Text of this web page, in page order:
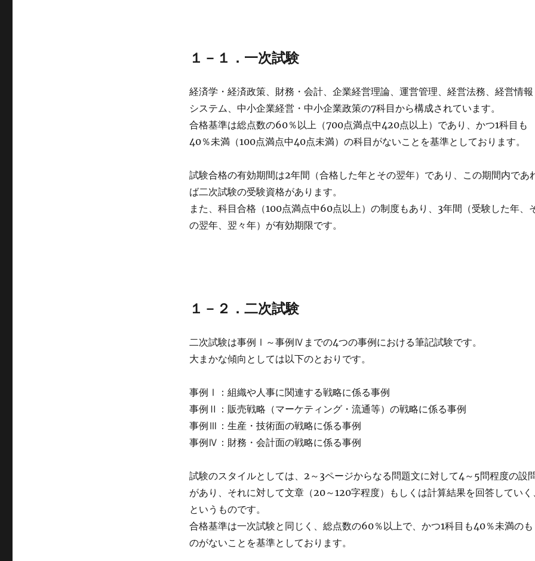
１－１．一次試験
経済学・経済政策、財務・会計、企業経営理論、運営管理、経営法務、経営情報
システム、中小企業経営・中小企業政策の7科目から構成されています。
合格基準は総点数の60％以上（700点満点中420点以上）であり、かつ1科目も
40％未満（100点満点中40点未満）の科目がないことを基準としております。
試験合格の有効期間は2年間（合格した年とその翌年）であり、この期間内であ
ば二次試験の受験資格があります。
また、科目合格（100点満点中60点以上）の制度もあり、3年間（受験した年、
の翌年、翌々年）が有効期限です。
１－２．二次試験
二次試験は事例Ⅰ～事例Ⅳまでの4つの事例における筆記試験です。
大まかな傾向としては以下のとおりです。
事例Ⅰ：組織や人事に関連する戦略に係る事例
事例Ⅱ：販売戦略（マーケティング・流通等）の戦略に係る事例
事例Ⅲ：生産・技術面の戦略に係る事例
事例Ⅳ：財務・会計面の戦略に係る事例
試験のスタイルとしては、2～3ページからなる問題文に対して4～5問程度の設
があり、それに対して文章（20～120字程度）もしくは計算結果を回答していく
というものです。
合格基準は一次試験と同じく、総点数の60％以上で、かつ1科目も40％未満のも
のがないことを基準としております。